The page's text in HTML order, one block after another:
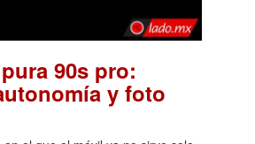
90s pro:
y foto